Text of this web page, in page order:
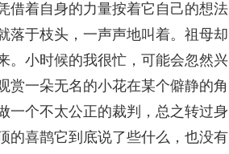
借着自身的力量按着它自己的想法
落于枝头，一声声地叫着。祖母却
。小时候的我很忙，可能会忽然兴
赏一朵无名的小花在某个僻静的角
一个不太公正的裁判，总之转过身
的喜鹊它到底说了些什么，也没有